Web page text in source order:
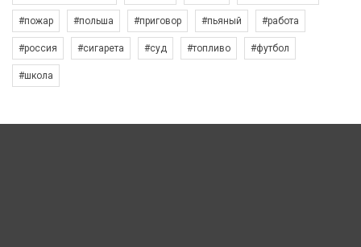
#пожар #польша #приговор #пьяный #работа
#россия #сигарета #суд #топливо #футбол
#школа